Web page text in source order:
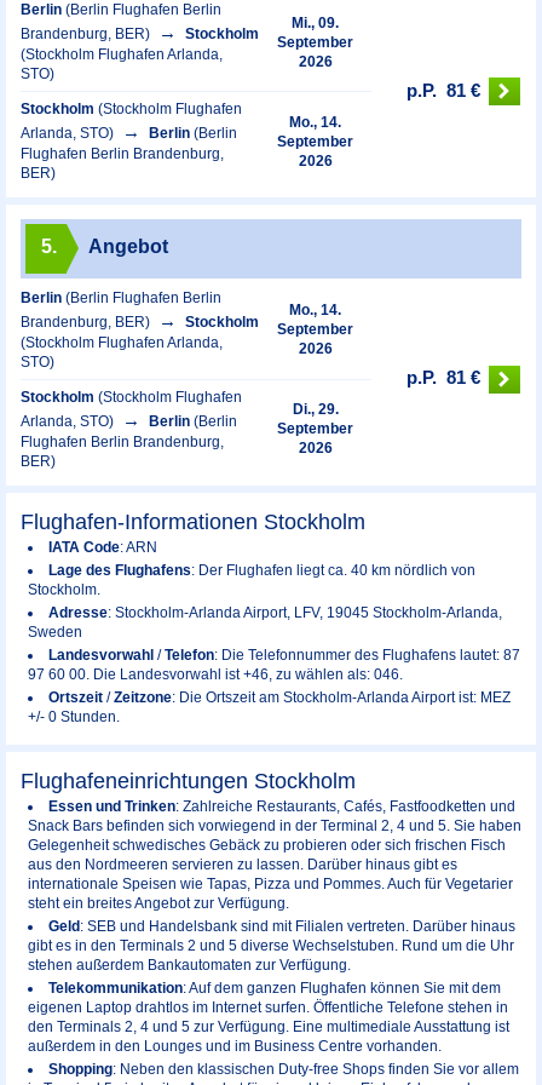
Berlin (Berlin Flughafen Berlin
Brandenburg, BER)
Stockholm
(Stockholm Flughafen Arlanda,
STO)
Mi., 09.
September
2026
Stockholm (Stockholm Flughafen
Arlanda, STO)
Berlin (Berlin
Flughafen Berlin Brandenburg,
BER)
Mo., 14.
September
2026
p.P. 81 €
5. Angebot
Berlin (Berlin Flughafen Berlin
Brandenburg, BER)
Stockholm
(Stockholm Flughafen Arlanda,
STO)
Mo., 14.
September
2026
Stockholm (Stockholm Flughafen
Arlanda, STO)
Berlin (Berlin
Flughafen Berlin Brandenburg,
BER)
Di., 29.
September
2026
p.P. 81 €
Flughafen-Informationen Stockholm
IATA Code: ARN
Lage des Flughafens: Der Flughafen liegt ca. 40 km nördlich von
Stockholm.
Adresse: Stockholm-Arlanda Airport, LFV, 19045 Stockholm-Arlanda,
Sweden
Landesvorwahl /Telefon: Die Telefonnummer des Flughafens lautet: 87
97 60 00. Die Landesvorwahl ist +46, zu wählen als: 046.
Ortszeit /Zeitzone: Die Ortszeit am Stockholm-Arlanda Airport ist: MEZ
+/- 0 Stunden.
Flughafeneinrichtungen Stockholm
Essen und Trinken: Zahlreiche Restaurants, Cafés, Fastfoodketten und
Snack Bars befinden sich vorwiegend in der Terminal 2, 4 und 5. Sie haben
Gelegenheit schwedisches Gebäck zu probieren oder sich frischen Fisch
aus den Nordmeeren servieren zu lassen. Darüber hinaus gibt es
internationale Speisen wie Tapas, Pizza und Pommes. Auch für Vegetarier
steht ein breites Angebot zur Verfügung.
Geld: SEB und Handelsbank sind mit Filialen vertreten. Darüber hinaus
gibt es in den Terminals 2 und 5 diverse Wechselstuben. Rund um die Uhr
stehen außerdem Bankautomaten zur Verfügung.
Telekommunikation: Auf dem ganzen Flughafen können Sie mit dem
eigenen Laptop drahtlos im Internet surfen. Öffentliche Telefone stehen in
den Terminals 2, 4 und 5 zur Verfügung. Eine multimediale Ausstattung ist
außerdem in den Lounges und im Business Centre vorhanden.
Shopping: Neben den klassischen Duty-free Shops finden Sie vor allem